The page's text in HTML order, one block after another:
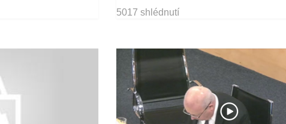
5017 shlédnutí